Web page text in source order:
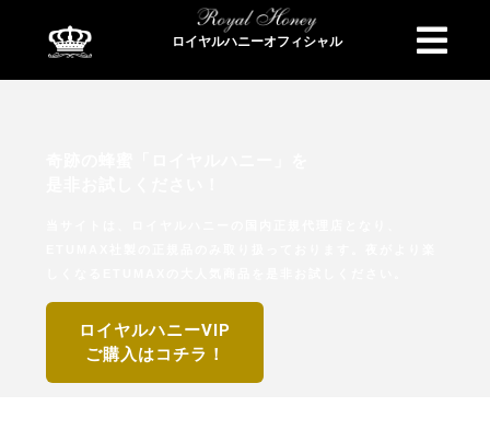
ロイヤルハニーオフィシャル
ロイヤルハニーVIP
ご購入はコチラ！